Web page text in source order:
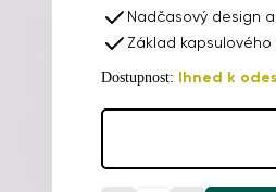
Nadčasový design
Základ kapsulového
Dostupnost: Ihned k